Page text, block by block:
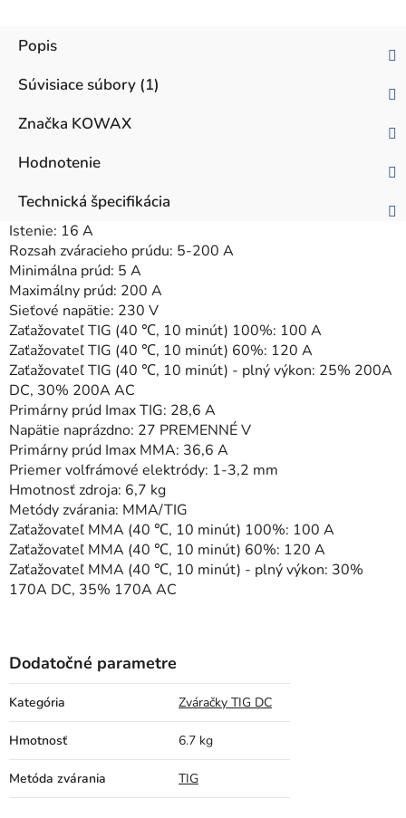
Popis
Súvisiace súbory (1)
Značka KOWAX
Hodnotenie
Technická špecifikácia
Istenie: 16 A
Rozsah zváracieho prúdu: 5-200 A
Minimálna prúd: 5 A
Maximálny prúd: 200 A
Sieťové napätie: 230 V
Zaťažovateľ TIG (40 ℃, 10 minút) 100%: 100 A
Zaťažovateľ TIG (40 ℃, 10 minút) 60%: 120 A
Zaťažovateľ TIG (40 ℃, 10 minút) - plný výkon: 25% 200A
DC, 30% 200A AC
Primárny prúd Imax TIG: 28,6 A
Napätie naprázdno: 27 PREMENNÉ V
Primárny prúd Imax MMA: 36,6 A
Priemer volfrámové elektródy: 1-3,2 mm
Hmotnosť zdroja: 6,7 kg
Metódy zvárania: MMA/TIG
Zaťažovateľ MMA (40 ℃, 10 minút) 100%: 100 A
Zaťažovateľ MMA (40 ℃, 10 minút) 60%: 120 A
Zaťažovateľ MMA (40 ℃, 10 minút) - plný výkon: 30%
170A DC, 35% 170A AC
Dodatočné parametre
Kategória Zváračky TIG DC
Hmotnosť 6.7 kg
Metóda zvárania TIG